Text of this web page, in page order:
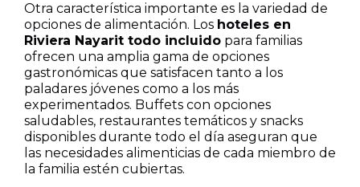
Otra característica importante es la variedad de
opciones de alimentación. Los hoteles en
Riviera Nayarit todo incluido para familias
ofrecen una amplia gama de opciones
gastronómicas que satisfacen tanto a los
paladares jóvenes como a los más
experimentados. Buffets con opciones
saludables, restaurantes temáticos y snacks
disponibles durante todo el día aseguran que
las necesidades alimenticias de cada miembro de
la familia estén cubiertas.